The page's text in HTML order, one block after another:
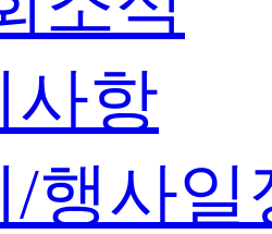
사항
/행사일